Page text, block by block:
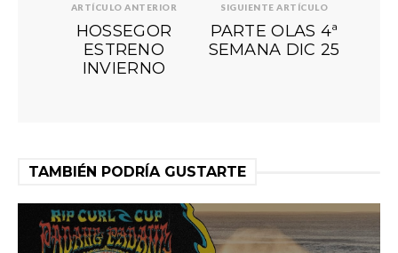
ARTÍCULO ANTERIOR
HOSSEGOR
ESTRENO
INVIERNO
SIGUIENTE ARTÍCULO
PARTE OLAS 4ª
SEMANA DIC 25
TAMBIÉN PODRÍA GUSTARTE